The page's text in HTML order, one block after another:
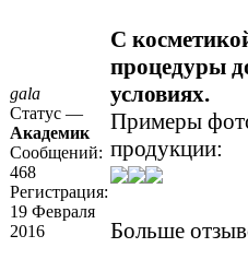
gala
Статус —
Академик
Сообщений:
468
Регистрация:
19 Февраля
2016
С
процедуры
условиях.
Примеры
продукции:
Больше